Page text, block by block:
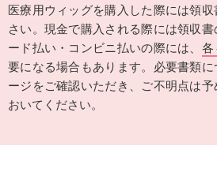
医療用ウィッグを購入した際には領
さい。現金で購入される際には領収
ード払い・コンビニ払いの際には、 各
要になる場合もあります。必要書類
ージをご確認いただき、ご不明点は
おいてください。